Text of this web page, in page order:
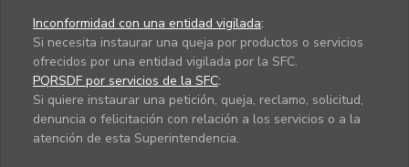
Inconformidad con una entidad vigilada:
Si necesita instaurar una queja por productos o servicios
ofrecidos por una entidad vigilada por la SFC.
PQRSDF por servicios de la SFC:
Si quiere instaurar una petición, queja, reclamo, solicitud,
denuncia o felicitación con relación a los servicios o a la
atención de esta Superintendencia.